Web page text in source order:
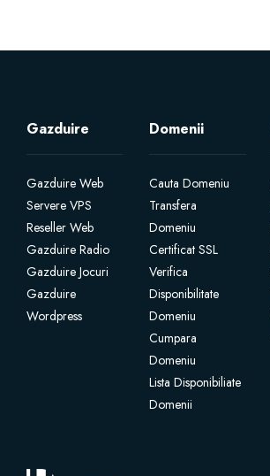
Gazduire
Gazduire Web
Servere VPS
Reseller Web
Gazduire Radio
Gazduire Jocuri
Gazduire
Wordpress
Domenii
Cauta Domeniu
Transfera
Domeniu
Certificat SSL
Verifica
Disponibilitate
Domeniu
Cumpara
Domeniu
Lista Disponibiliate
Domenii